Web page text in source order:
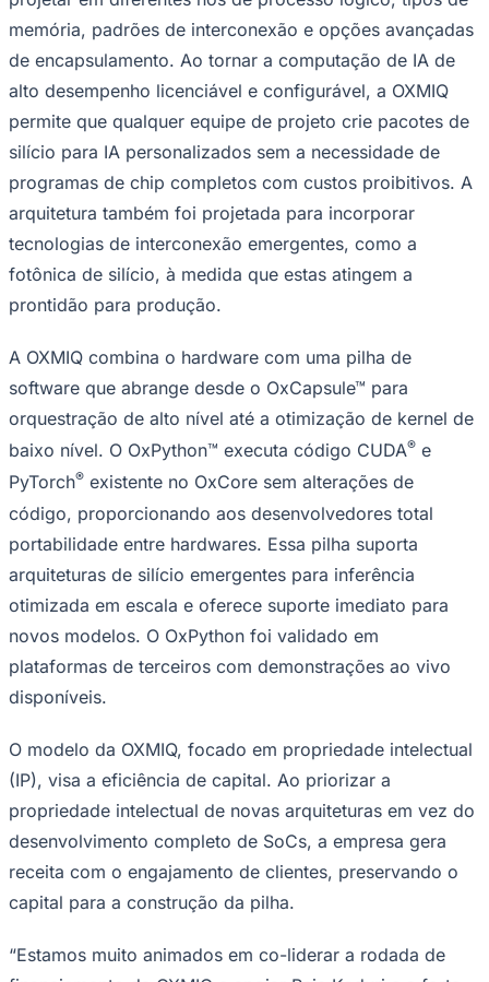
São Paulo
Santos
memória, padrões de interconexão e opções avançadas
de encapsulamento. Ao tornar a computação de IA de
alto desempenho licenciável e configurável, a OXMIQ
permite que qualquer equipe de projeto crie pacotes de
silício para IA personalizados sem a necessidade de
programas de chip completos com custos proibitivos. A
arquitetura também foi projetada para incorporar
tecnologias de interconexão emergentes, como a
fotônica de silício, à medida que estas atingem a
prontidão para produção.
A OXMIQ combina o hardware com uma pilha de
software que abrange desde o OxCapsule™ para
orquestração de alto nível até a otimização de kernel de
baixo nível. O OxPython™ executa código CUDA® e
PyTorch® existente no OxCore sem alterações de
código, proporcionando aos desenvolvedores total
portabilidade entre hardwares. Essa pilha suporta
arquiteturas de silício emergentes para inferência
otimizada em escala e oferece suporte imediato para
novos modelos. O OxPython foi validado em
plataformas de terceiros com demonstrações ao vivo
disponíveis.
O modelo da OXMIQ, focado em propriedade intelectual
(IP), visa a eficiência de capital. Ao priorizar a
propriedade intelectual de novas arquiteturas em vez do
desenvolvimento completo de SoCs, a empresa gera
receita com o engajamento de clientes, preservando o
capital para a construção da pilha.
“Estamos muito animados em co-liderar a rodada de